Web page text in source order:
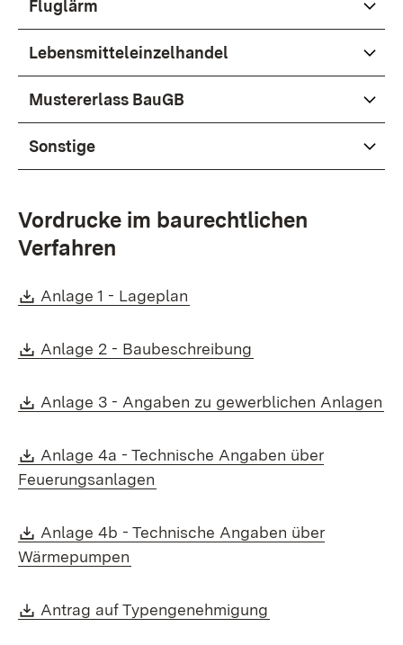
Fluglärm
Lebensmitteleinzelhandel
Mustererlass BauGB
Sonstige
Vordrucke im baurechtlichen
Verfahren
Download:
Anlage 1 - Lageplan
Download:
Anlage 2 - Baubeschreibung
Download:
Anlage 3 - Angaben zu gewerblichen Anlagen
Download:
Anlage 4a - Technische Angaben über
Feuerungsanlagen
Download:
Anlage 4b - Technische Angaben über
Wärmepumpen
Download:
Antrag auf Typengenehmigung